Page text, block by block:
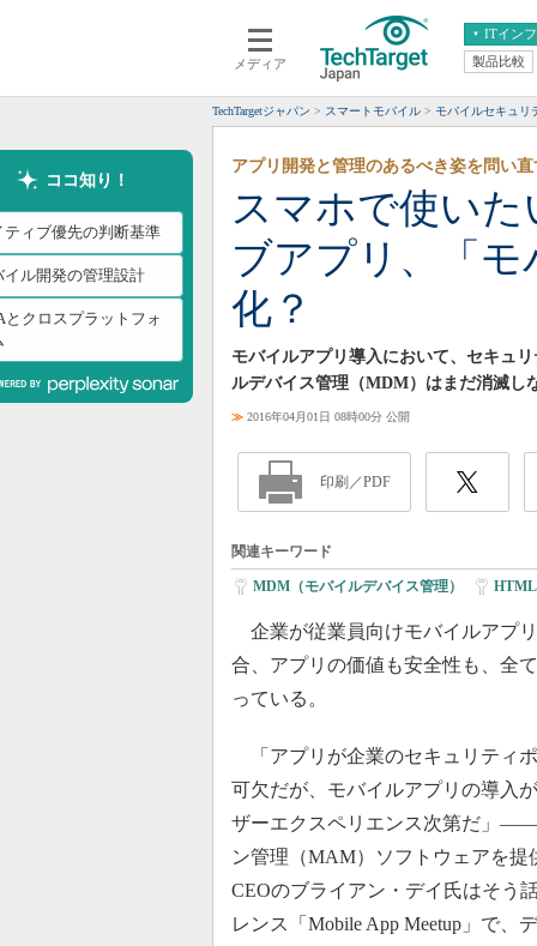
メディア
ITイン
クラウド
スマートモバイル
ネットワーク
システム運用管理
エンタープライ
ERP
CX
情報系システム
製品比較
TechTargetジャパン スマートモバイル モバイルセキュリ
ココ知り！
ティブ優先の判断基準
イル開発の管理設計
とクロスプラットフォ
スマホで使い
ブアプリ、「
化？
アプリ開発と管理のあるべき姿を問い直
モバイルアプリ導入において、セキュ
ルデバイス管理（MDM）はまだ消滅し
≫ 2016年04月01日 08時00分 公開
印刷／PDF
関連キーワード
MDM（モバイルデバイス管理）
企業が従業員向けモバイルアプ
合、アプリの価値も安全性も、全
っている。
「アプリが企業のセキュリティ
可欠だが、モバイルアプリの導入
ザーエクスペリエンス次第だ」
ン管理（MAM）ソフトウェアを提
CEOのブライアン・デイ氏はそう
レンス「Mobile App Meetup」で